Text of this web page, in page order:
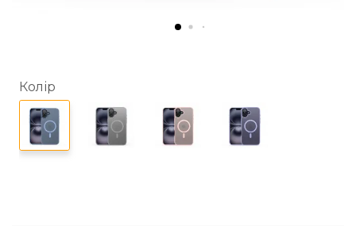
Колір